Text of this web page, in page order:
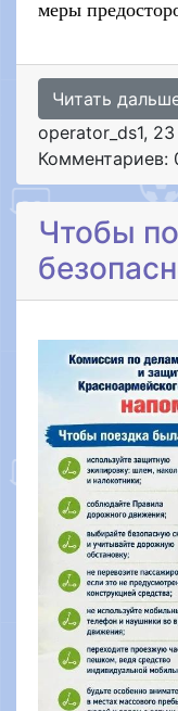
меры
Читать
operator_ds1,
Комментариев:
Чтобы